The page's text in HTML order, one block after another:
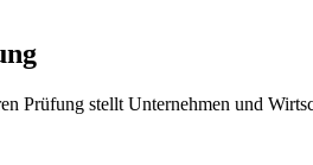
Prüfung stellt Unternehmen und